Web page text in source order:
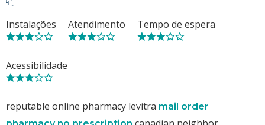
Instalações Atendimento Tempo de espera
Acessibilidade
reputable online pharmacy levitra mail order